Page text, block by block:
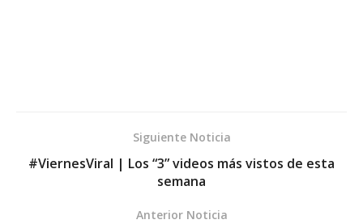
Siguiente Noticia
#‎ViernesViral‬ | Los “3” videos más vistos de esta
semana
Anterior Noticia